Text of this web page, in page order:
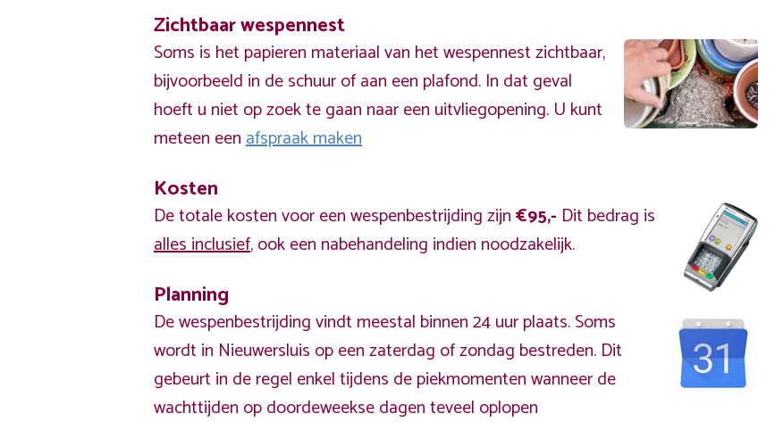
Zichtbaar wespennest
Soms is het papieren materiaal van het wespennest zichtbaar,
bijvoorbeeld in de schuur of aan een plafond. In dat geval
hoeft u niet op zoek te gaan naar een uitvliegopening. U kunt
meteen eenafspraak maken
Kosten
De totale kosten voor een wespenbestrijding zijn€95,- Dit bedrag is
alles inclusief, ook een nabehandeling indien noodzakelijk.
Planning
De wespenbestrijding vindt meestal binnen 24 uur plaats. Soms
wordt in Nieuwersluis op een zaterdag of zondag bestreden. Dit
gebeurt in de regel enkel tijdens de piekmomenten wanneer de
wachttijden op doordeweekse dagen teveel oplopen